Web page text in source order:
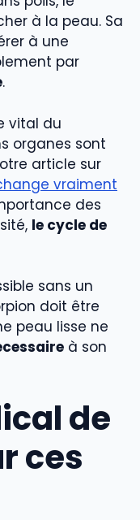
à la peau. Sa
à une
par
.
vital du
organes sont
article sur
vraiment
des
le cycle de
sans un
doit être
peau lisse ne
à son
de
ces